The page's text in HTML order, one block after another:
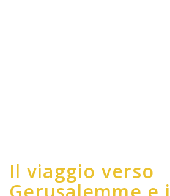
Il viaggio verso